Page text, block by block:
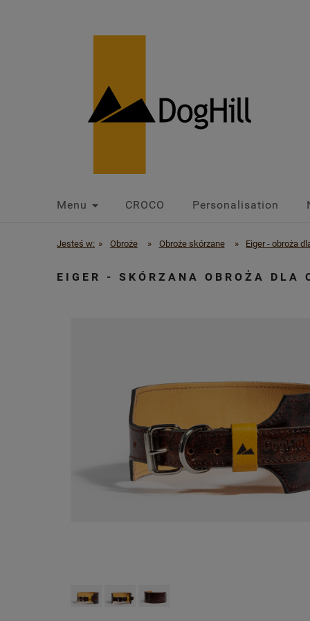
Menu CROCO Personalisation
Jesteś w: » Obroże » Obroże skórzane » Eiger - obroża
EIGER - SKÓRZANA OBROŻA DLA